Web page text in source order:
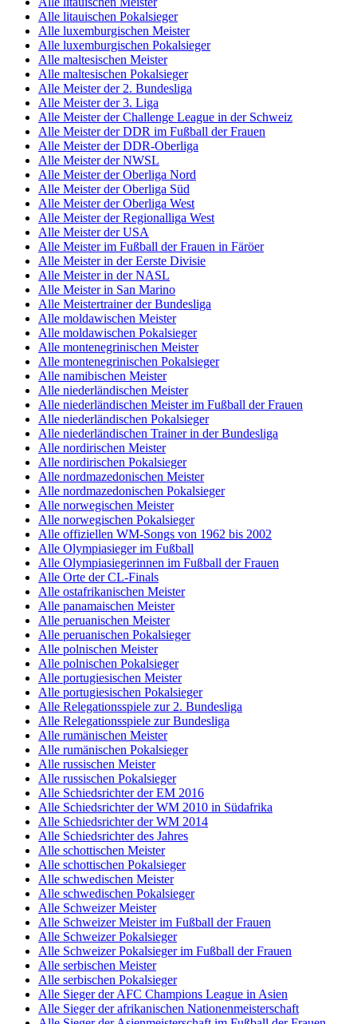
Alle litauischen Pokalsieger
Alle luxemburgischen Meister
Alle luxemburgischen Pokalsieger
Alle maltesischen Meister
Alle maltesischen Pokalsieger
Alle Meister der 2. Bundesliga
Alle Meister der 3. Liga
Alle Meister der Challenge League in der Schweiz
Alle Meister der DDR im Fußball der Frauen
Alle Meister der DDR-Oberliga
Alle Meister der NWSL
Alle Meister der Oberliga Nord
Alle Meister der Oberliga Süd
Alle Meister der Oberliga West
Alle Meister der Regionalliga West
Alle Meister der USA
Alle Meister im Fußball der Frauen in Färöer
Alle Meister in der Eerste Divisie
Alle Meister in der NASL
Alle Meister in San Marino
Alle Meistertrainer der Bundesliga
Alle moldawischen Meister
Alle moldawischen Pokalsieger
Alle montenegrinischen Meister
Alle montenegrinischen Pokalsieger
Alle namibischen Meister
Alle niederländischen Meister
Alle niederländischen Meister im Fußball der Frauen
Alle niederländischen Pokalsieger
Alle niederländischen Trainer in der Bundesliga
Alle nordirischen Meister
Alle nordirischen Pokalsieger
Alle nordmazedonischen Meister
Alle nordmazedonischen Pokalsieger
Alle norwegischen Meister
Alle norwegischen Pokalsieger
Alle offiziellen WM-Songs von 1962 bis 2002
Alle Olympiasieger im Fußball
Alle Olympiasiegerinnen im Fußball der Frauen
Alle Orte der CL-Finals
Alle ostafrikanischen Meister
Alle panamaischen Meister
Alle peruanischen Meister
Alle peruanischen Pokalsieger
Alle polnischen Meister
Alle polnischen Pokalsieger
Alle portugiesischen Meister
Alle portugiesischen Pokalsieger
Alle Relegationsspiele zur 2. Bundesliga
Alle Relegationsspiele zur Bundesliga
Alle rumänischen Meister
Alle rumänischen Pokalsieger
Alle russischen Meister
Alle russischen Pokalsieger
Alle Schiedsrichter der EM 2016
Alle Schiedsrichter der WM 2010 in Südafrika
Alle Schiedsrichter der WM 2014
Alle Schiedsrichter des Jahres
Alle schottischen Meister
Alle schottischen Pokalsieger
Alle schwedischen Meister
Alle schwedischen Pokalsieger
Alle Schweizer Meister
Alle Schweizer Meister im Fußball der Frauen
Alle Schweizer Pokalsieger
Alle Schweizer Pokalsieger im Fußball der Frauen
Alle serbischen Meister
Alle serbischen Pokalsieger
Alle Sieger der AFC Champions League in Asien
Alle Sieger der afrikanischen Nationenmeisterschaft